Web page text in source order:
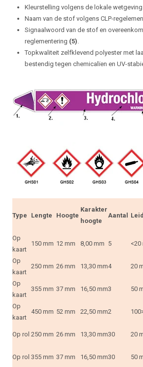
Kleurstelling volgens de lokale wetgeving
Naam van de stof volgens CLP-
Signaalwoord van de stof en
reglementering (5).
Topkwaliteit zelfklevend polyester met
bestendig tegen chemicalïen en UV-
Type Lengte Hoogte
Karakter
hoogte
Aantal
Op
kaart
150 mm 12 mm 8,00 mm 5 <20
Op
kaart
250 mm 26 mm 13,30 mm4 20
Op
kaart
355 mm 37 mm 16,50 mm3 50
Op
kaart
450 mm 52 mm 22,50 mm2
Op rol 250 mm 26 mm 13,30 mm30 20
Op rol 355 mm 37 mm 16,50 mm30 50